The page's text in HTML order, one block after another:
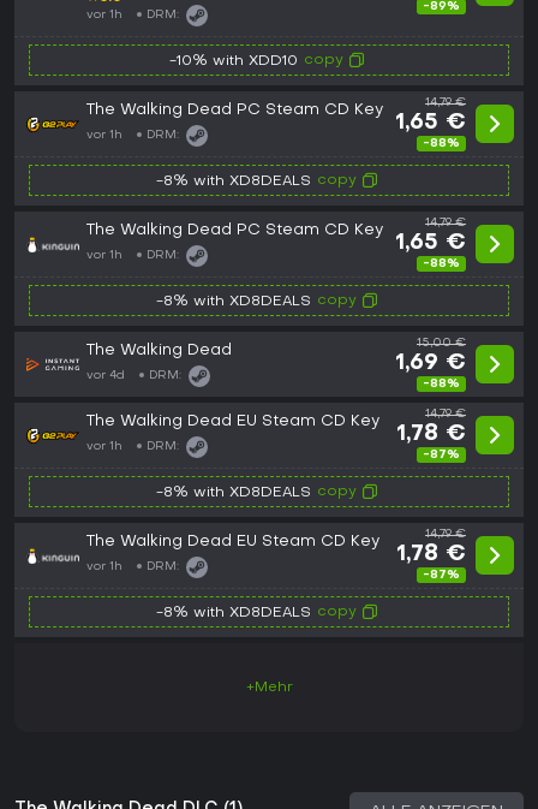
vor 1h DRM:
-89%
-10% with XDD10 copy
The Walking Dead PC Steam CD Key
vor 1h DRM:
14,79 €
1,65 €
-88%
-8% with XD8DEALS copy
The Walking Dead PC Steam CD Key
vor 1h DRM:
14,79 €
1,65 €
-88%
-8% with XD8DEALS copy
The Walking Dead
vor 4d DRM:
15,00 €
1,69 €
-88%
The Walking Dead EU Steam CD Key
vor 1h DRM:
14,79 €
1,78 €
-87%
-8% with XD8DEALS copy
The Walking Dead EU Steam CD Key
vor 1h DRM:
14,79 €
1,78 €
-87%
-8% with XD8DEALS copy
+Mehr